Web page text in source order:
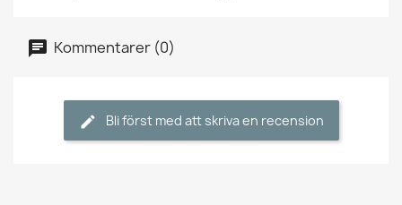
Kommentarer (0)
Bli först med att skriva en recension